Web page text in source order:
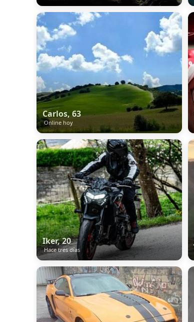
Carlos, 63
Online hoy
Iker, 20
Hace tres días